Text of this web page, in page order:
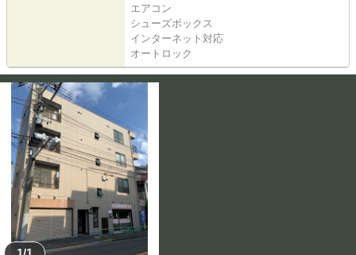
エアコン
シューズボックス
インターネット対応
オートロック